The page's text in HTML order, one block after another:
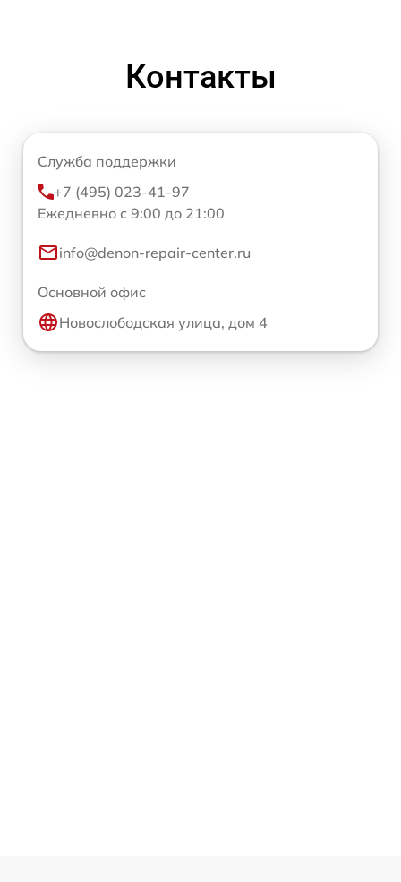
Контакты
Служба поддержки
+7 (495) 023-41-97
Ежедневно с 9:00 до 21:00
info@denon-repair-center.ru
Основной офис
Новослободская улица, дом 4